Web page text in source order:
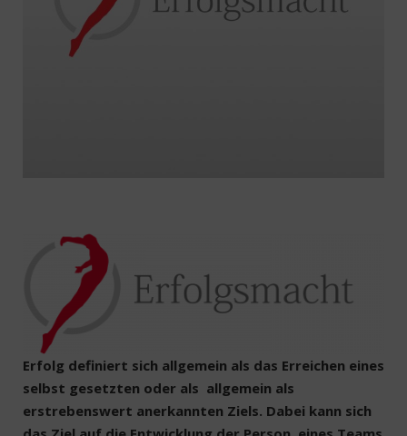
Erfolg definiert sich allgemein als das Erreichen eines
selbst gesetzten oder als allgemein als
erstrebenswert anerkannten Ziels. Dabei kann sich